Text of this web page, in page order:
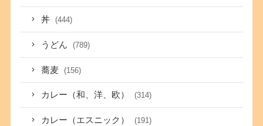
丼 (444)
うどん (789)
蕎麦 (156)
カレー（和、洋、欧） (314)
カレー（エスニック） (191)